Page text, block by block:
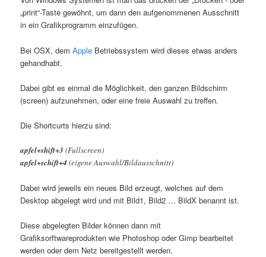
„print“-Taste gewöhnt, um dann den aufgenommenen Ausschnitt
in ein Grafikprogramm einzufügen.
Bei OSX, demApple Betriebssystem wird dieses etwas anders
gehandhabt.
Dabei gibt es einmal die Möglichkeit, den ganzen Bildschirm
(screen) aufzunehmen, oder eine freie Auswahl zu treffen.
Die Shortcurts hierzu sind:
apfel+shift+3 (Fullscreen)
apfel+schift+4(eigene Auswahl/Bildausschnitt)
Dabei wird jeweils ein neues Bild erzeugt, welches auf dem
Desktop abgelegt wird und mit Bild1, Bild2 … BildX benannt ist.
Diese abgelegten Bilder können dann mit
Grafiksorftwareprodukten wie Photoshop oder Gimp bearbeitet
werden oder dem Netz bereitgestellt werden.